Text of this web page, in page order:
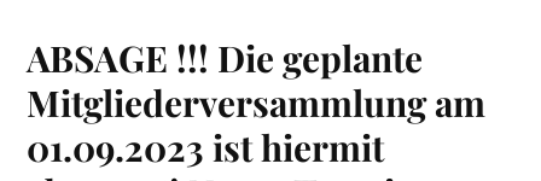
ABSAGE !!! Die geplante
Mitgliederversammlung am
01.09.2023 ist hiermit